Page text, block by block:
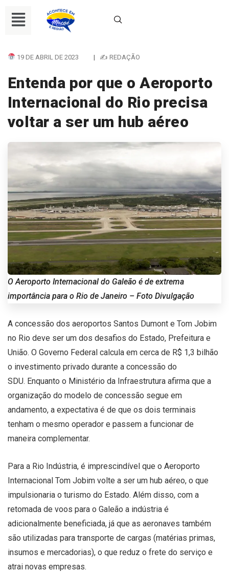
19 DE ABRIL DE 2023 | ✍ REDAÇÃO
Entenda por que o Aeroporto
Internacional do Rio precisa
voltar a ser um hub aéreo
O Aeroporto Internacional do Galeão é de extrema
importância para o Rio de Janeiro – Foto Divulgação
A concessão dos aeroportos Santos Dumont e Tom Jobim
no Rio deve ser um dos desafios do Estado, Prefeitura e
União. O Governo Federal calcula em cerca de R$ 1,3 bilhão
o investimento privado durante a concessão do
SDU. Enquanto o Ministério da Infraestrutura afirma que a
organização do modelo de concessão segue em
andamento, a expectativa é de que os dois terminais
tenham o mesmo operador e passem a funcionar de
maneira complementar.
Para a Rio Indústria, é imprescindível que o Aeroporto
Internacional Tom Jobim volte a ser um hub aéreo, o que
impulsionaria o turismo do Estado. Além disso, com a
retomada de voos para o Galeão a indústria é
adicionalmente beneficiada, já que as aeronaves também
são utilizadas para transporte de cargas (matérias primas,
insumos e mercadorias), o que reduz o frete do serviço e
atrai novas empresas.